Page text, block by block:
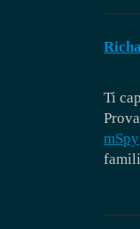
Ti
mSpy